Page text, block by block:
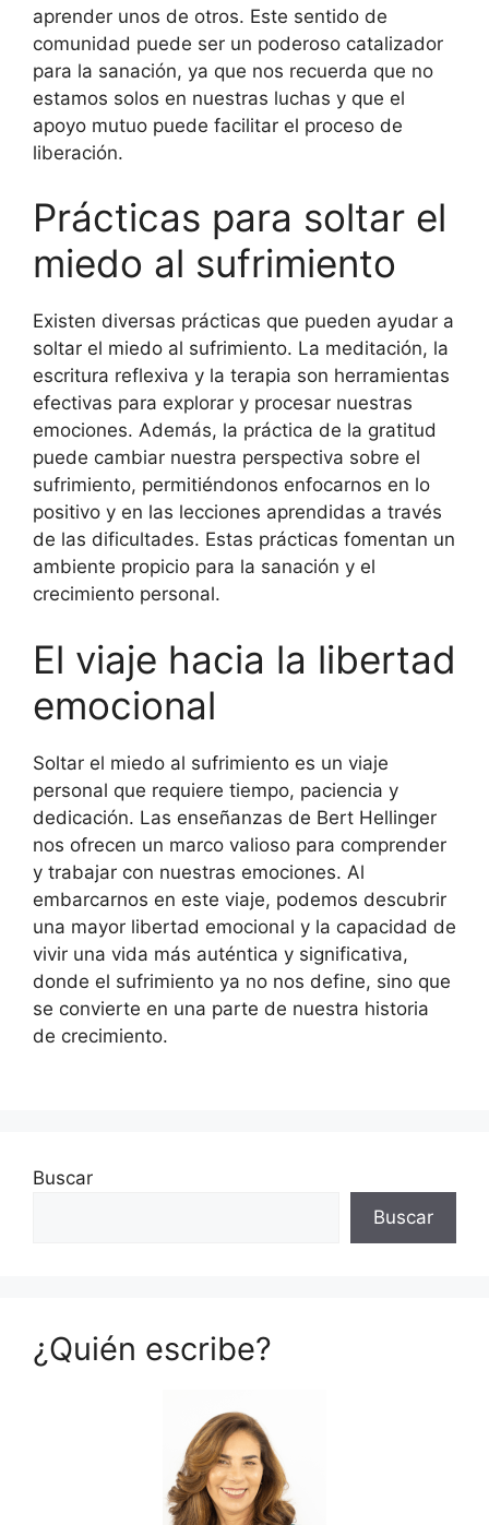
aprender unos de otros. Este sentido de
comunidad puede ser un poderoso catalizador
para la sanación, ya que nos recuerda que no
estamos solos en nuestras luchas y que el
apoyo mutuo puede facilitar el proceso de
liberación.
Prácticas para soltar el
miedo al sufrimiento
Existen diversas prácticas que pueden ayudar a
soltar el miedo al sufrimiento. La meditación, la
escritura reflexiva y la terapia son herramientas
efectivas para explorar y procesar nuestras
emociones. Además, la práctica de la gratitud
puede cambiar nuestra perspectiva sobre el
sufrimiento, permitiéndonos enfocarnos en lo
positivo y en las lecciones aprendidas a través
de las dificultades. Estas prácticas fomentan un
ambiente propicio para la sanación y el
crecimiento personal.
El viaje hacia la libertad
emocional
Soltar el miedo al sufrimiento es un viaje
personal que requiere tiempo, paciencia y
dedicación. Las enseñanzas de Bert Hellinger
nos ofrecen un marco valioso para comprender
y trabajar con nuestras emociones. Al
embarcarnos en este viaje, podemos descubrir
una mayor libertad emocional y la capacidad de
vivir una vida más auténtica y significativa,
donde el sufrimiento ya no nos define, sino que
se convierte en una parte de nuestra historia
de crecimiento.
Buscar
Buscar
¿Quién escribe?